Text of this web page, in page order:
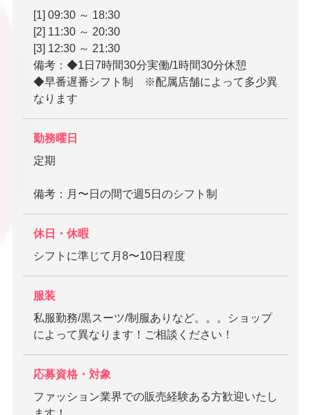
[1] 09:30 ～ 18:30
[2] 11:30 ～ 20:30
[3] 12:30 ～ 21:30
備考：◆1日7時間30分実働/1時間30分休憩
◆早番遅番シフト制 ※配属店舗によって多少異
なります
勤務曜日
定期
備考：月〜日の間で週5日のシフト制
休日・休暇
シフトに準じて月8〜10日程度
服装
私服勤務/黒スーツ/制服ありなど。。。ショップ
によって異なります！ご相談ください！
応募資格・対象
ファッション業界での販売経験ある方歓迎いたし